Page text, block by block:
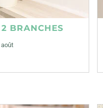
BRANCHES
août